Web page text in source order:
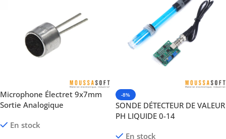
Microphone Électret 9x7mm
Sortie Analogique
En stock
-8%
SONDE DÉTECTEUR DE VALEUR
PH LIQUIDE 0-14
En stock